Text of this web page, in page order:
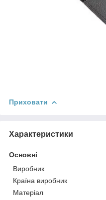
Приховати
Характеристики
Основні
Виробник
Країна виробник
Матеріал